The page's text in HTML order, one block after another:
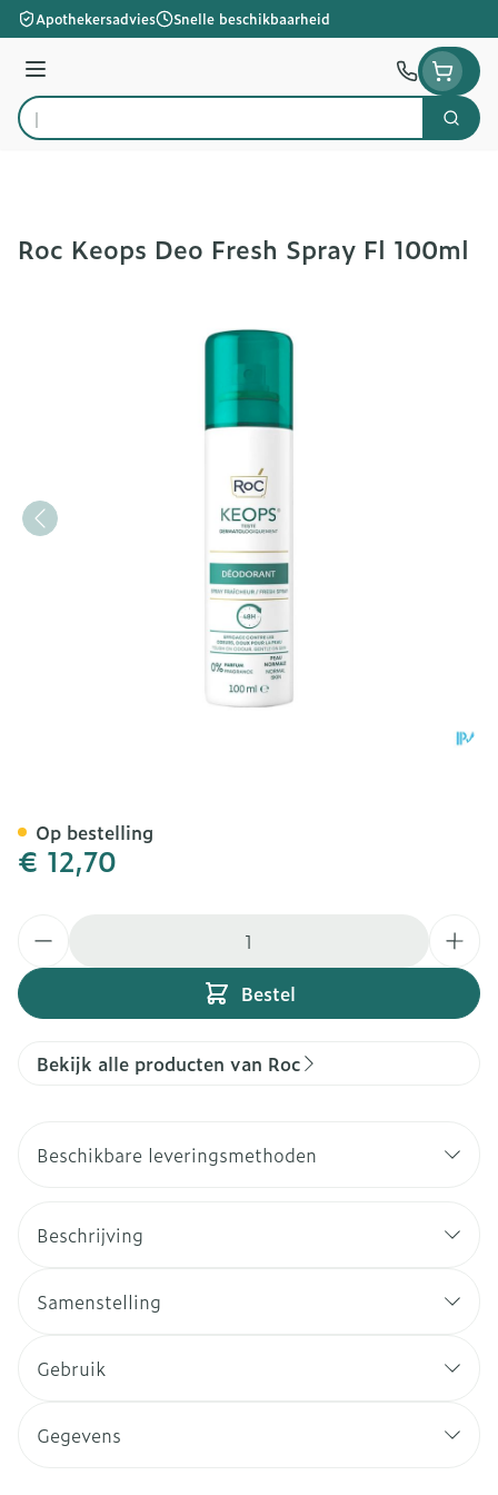
Ga naar de inhoud
Apothekersadvies Snelle beschikbaarheid
Menu
Product, merk, categorie...
Zoek
Roc Keops Deo Fresh Spray Fl 100ml
€ 12,70
Bestel
Op bestelling
Bekijk alle producten van Roc
Beschikbare leveringsmethoden
Beschrijving
Samenstelling
Gebruik
Gegevens